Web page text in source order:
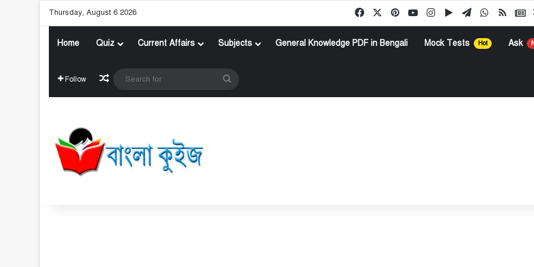
Thursday, August 6 2026 FacebookPinterestYouTubeInstagramGoogle Play
TelegramWhatsApp
RSS
Home Quiz Current Affairs Subjects General Knowledge PDF in Bengali Mock Tests Hot Ask
Follow Random Article
for